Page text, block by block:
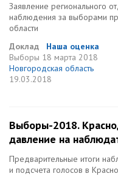
Заявление регионального
наблюдения за выборами
области
Доклад
Наша оценка
Выборы 18 марта 2018
Новгородская область
19.03.2018
Выборы-2018.
давление на
Предварительные итоги
и подсчета голосов в